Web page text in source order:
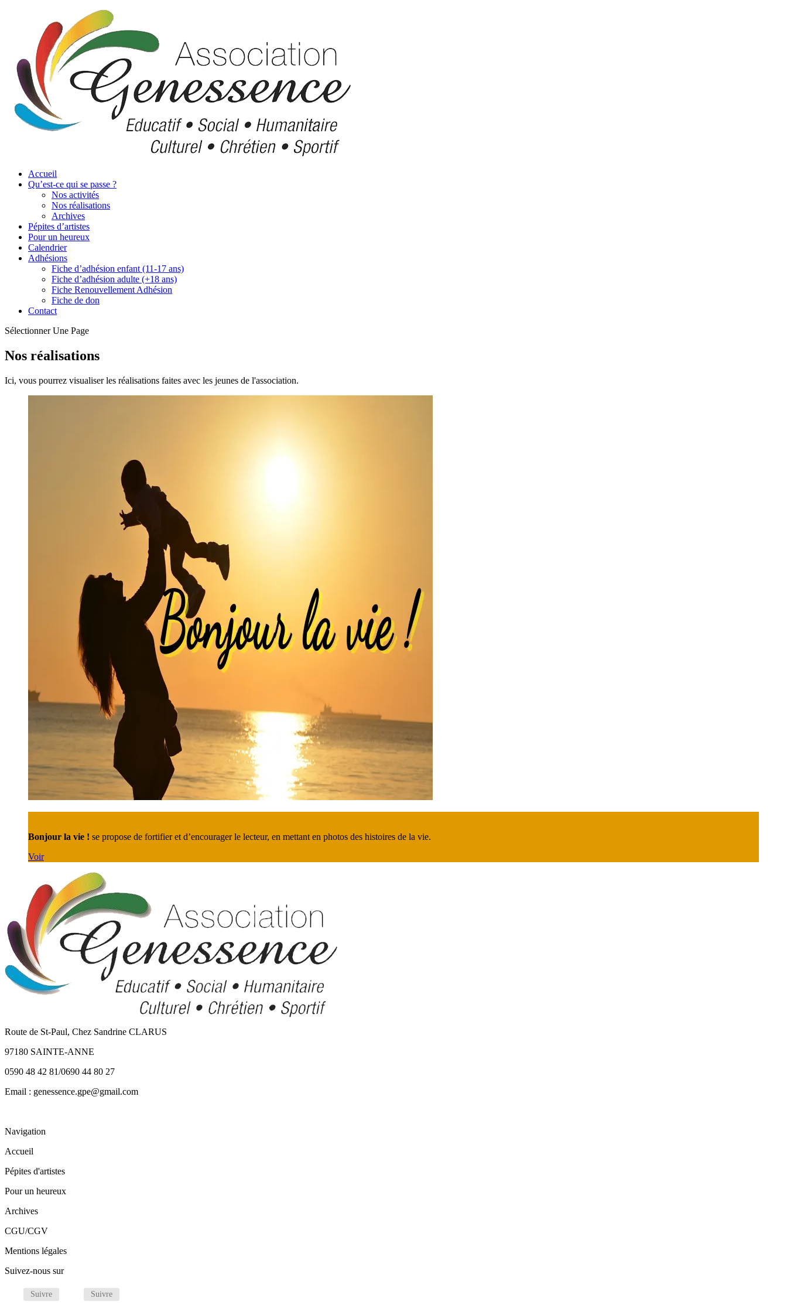
Accueil
Qu’est-ce qui se passe ?
Nos activités
Nos réalisations
Archives
Pépites d’artistes
Pour un heureux
Calendrier
Adhésions
Fiche d’adhésion enfant (11-17 ans)
Fiche d’adhésion adulte (+18 ans)
Fiche Renouvellement Adhésion
Fiche de don
Contact
Sélectionner Une Page
Nos réalisations
Ici, vous pourrez visualiser les réalisations faites avec les jeunes de l'association.
Bonjour la vie ! se propose de fortifier et d’encourager le lecteur, en mettant en photos des histoires de la vie.
Voir
Route de St-Paul, Chez Sandrine CLARUS
97180 SAINTE-ANNE
0590 48 42 81/0690 44 80 27
Email : genessence.gpe@gmail.com
Navigation
Accueil
Pépites d'artistes
Pour un heureux
Archives
CGU/CGV
Mentions légales
Suivez-nous sur
Suivre Suivre